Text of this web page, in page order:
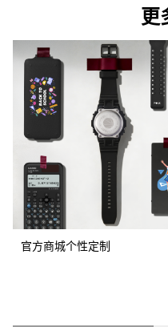
更
官方商城个性定制